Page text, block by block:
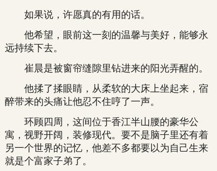
如果说，许愿真的有用的话。
他希望，眼前这一刻的温馨与美好，能够永
远持续下去。
崔晨是被窗帘缝隙里钻进来的阳光弄醒的。
他揉了揉眼睛，从柔软的大床上坐起来，宿
醉带来的头痛让他忍不住哼了一声。
环顾四周，这间位于香江半山腰的豪华公
寓，视野开阔，装修现代。要不是脑子里还有着
另一个世界的记忆，他差不多都要以为自己生来
就是个富家子弟了。